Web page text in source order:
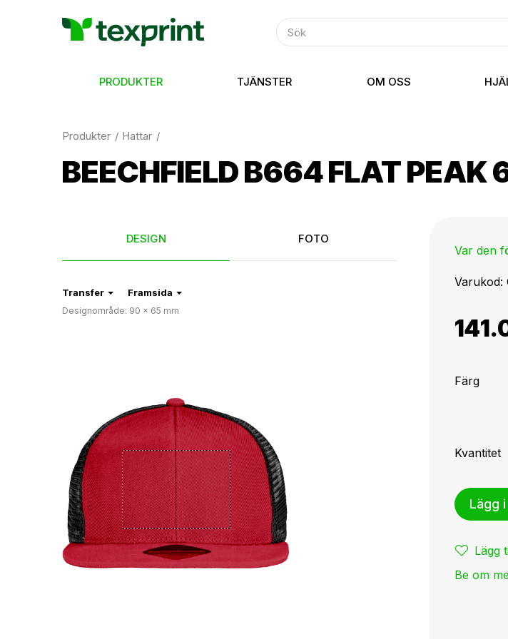
PRODUKTER TJÄNSTER OM OSS
Produkter Hattar
BEECHFIELD B664 FLAT PEAK
DESIGN FOTO
Transfer Framsida
Designområde: 90 × 65 mm
Var den
Varukod
Färg
Kvantitet
Lägg
Lägg
Be om